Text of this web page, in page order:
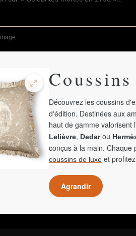
Image
Découvrez les coussins
d'édition. Destinées aux
haut de gamme valorisent
Lelièvre, Dedarou
conçus à la main. Chaque
coussins de luxe et
Agrandir